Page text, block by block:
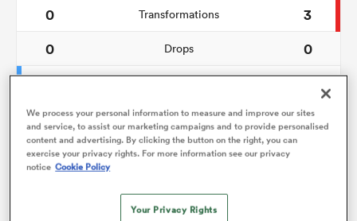
0
Transformations
3
0
Drops
0
147
107
3
Franchissements
6
12
Turnovers perdus
We process your personal information to measure and improve our sites
and service, to assist our marketing campaigns and to provide personalised
content and advertising. By clicking the button on the right, you can
exercise your privacy rights. For more information see our privacy
notice Cookie Policy
Your Privacy Rights